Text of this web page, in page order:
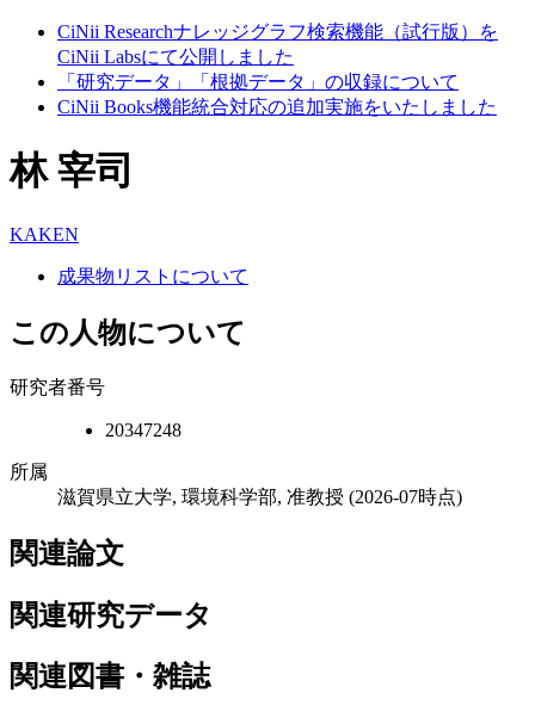
CiNii Researchナレッジグラフ検索機能（試行版）を
CiNii Labsにて公開しました
「研究データ」「根拠データ」の収録について
CiNii Books機能統合対応の追加実施をいたしました
林 宰司
KAKEN
成果物リストについて
この人物について
研究者番号
20347248
所属
滋賀県立大学, 環境科学部, 准教授 (2026-07時点)
関連論文
関連研究データ
関連図書・雑誌